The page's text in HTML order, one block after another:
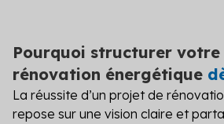
Pourquoi structurer
rénovation énergétique
La réussite d’un projet de
repose sur une vision claire et